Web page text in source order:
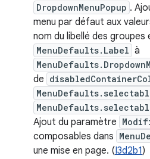
DropdownMenuPopup .
menu par défaut aux
nom du libellé des groupes
MenuDefaults.Label à
de
Ajout du paramètre
composables dans
une mise en page. (I3d2b1)